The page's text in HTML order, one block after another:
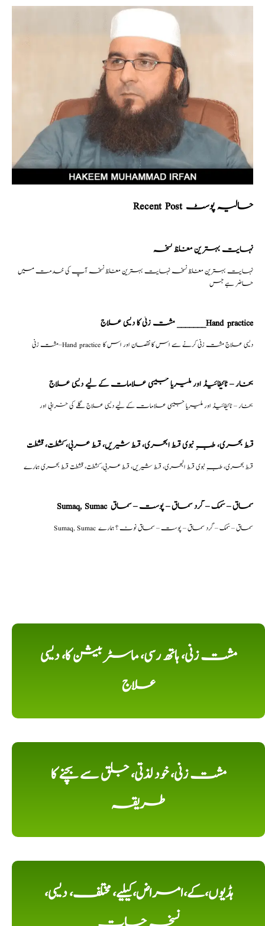
Recent Post حالیہ پوسٹ
نہایت بہترین مغلظ نسخہ
نہایت بہترین مغلظ نسخہ نہایت بہترین مغلظ نسخہ آپ کی خدمت میں
حاضر ہے جس
مشت زنی کا دیسی علاج _______Hand practice
مشت زنی–Hand practice دیسی علاج مشت زنی کرنے سے اس کا نقصان اور اس کا
بخار – ٹائیفائیڈ اور ملیریا جیسی علامات کے لیے دیسی علاج
بخار – ٹائیفائیڈ اور ملیریا جیسی علامات کے لیے دیسی علاج گلے کی خرابی اور
قسط بحری، طبِ نبوی قسط البحری، قسط شیریں، قسط عربی، كشطت، قشطت
قسط بحری، طبِ نبوی قسط البحری، قسط شیریں، قسط عربی، كشطت، قشطت قسط بحری ہمارے
Sumaq, Sumac سماق – سُمک – گرد سماق – پوست – سماق
Sumaq, Sumac سماق – سُمک – گرد سماق – پوست – سماق نوٹ ؟ ہمارے
مشت زنی، ہاتھ رسی، ماسٹر بیشن کا، دیسی
علاج
مشت زنی، خود لذتی، جلق سے بچنے کا
طریقہ
ہڈیوں،کے،امراض،کیلیے، مختلف، دیسی،